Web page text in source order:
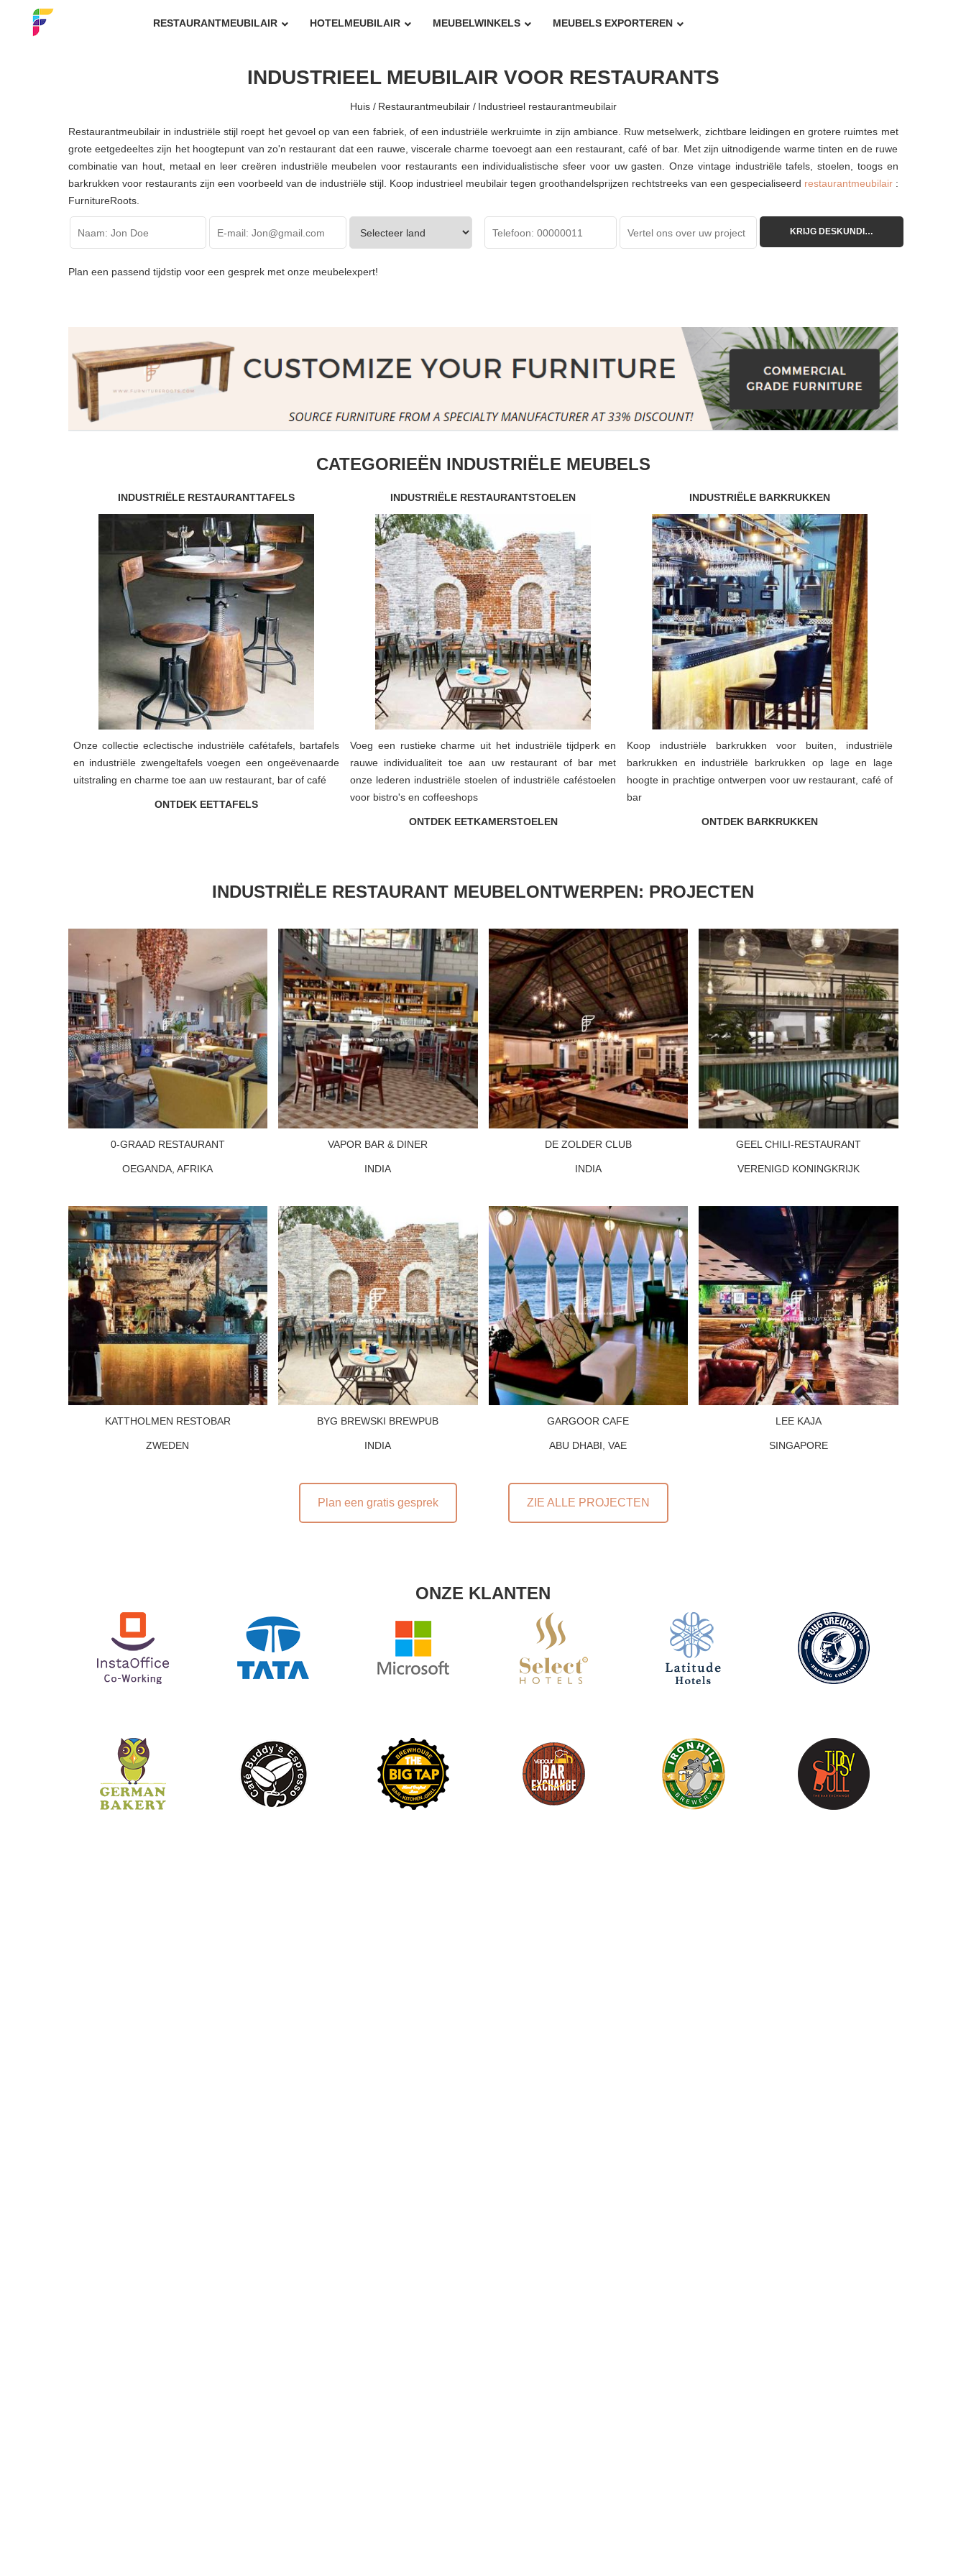
RESTAURANTMEUBILAIR HOTELMEUBILAIR MEUBELWINKELS MEUBELS EXPORTEREN
INDUSTRIEEL MEUBILAIR VOOR RESTAURANTS
Huis / Restaurantmeubilair / Industrieel restaurantmeubilair
Restaurantmeubilair in industriële stijl roept het gevoel op van een fabriek, of een industriële werkruimte in zijn ambiance. Ruw metselwerk, zichtbare leidingen en grotere ruimtes met
grote eetgedeeltes zijn het hoogtepunt van zo'n restaurant dat een rauwe, viscerale charme toevoegt aan een restaurant, café of bar. Met zijn uitnodigende warme tinten en de ruwe
combinatie van hout, metaal en leer creëren industriële meubelen voor restaurants een individualistische sfeer voor uw gasten. Onze vintage industriële tafels, stoelen, toogs en
barkrukken voor restaurants zijn een voorbeeld van de industriële stijl. Koop industrieel meubilair tegen groothandelsprijzen rechtstreeks van een gespecialiseerd restaurantmeubilair:
FurnitureRoots.
Plan een passend tijdstip voor een gesprek met onze meubelexpert!
CATEGORIEËN INDUSTRIËLE MEUBELS
INDUSTRIËLE RESTAURANTTAFELS
Onze collectie eclectische industriële cafétafels, bartafels
en industriële zwengeltafels voegen een ongeëvenaarde
uitstraling en charme toe aan uw restaurant, bar of café
ONTDEK EETTAFELS
INDUSTRIËLE RESTAURANTSTOELEN
Voeg een rustieke charme uit het industriële tijdperk en
rauwe individualiteit toe aan uw restaurant of bar met
onze lederen industriële stoelen of industriële caféstoelen
voor bistro's en coffeeshops
ONTDEK EETKAMERSTOELEN
INDUSTRIËLE BARKRUKKEN
Koop industriële barkrukken voor buiten, industriële
barkrukken en industriële barkrukken op lage en lage
hoogte in prachtige ontwerpen voor uw restaurant, café of
bar
ONTDEK BARKRUKKEN
INDUSTRIËLE RESTAURANT MEUBELONTWERPEN: PROJECTEN
0-GRAAD RESTAURANT
OEGANDA, AFRIKA
VAPOR BAR & DINER
INDIA
DE ZOLDER CLUB
INDIA
GEEL CHILI-RESTAURANT
VERENIGD KONINGKRIJK
KATTHOLMEN RESTOBAR
ZWEDEN
BYG BREWSKI BREWPUB
INDIA
GARGOOR CAFE
ABU DHABI, VAE
LEE KAJA
SINGAPORE
Plan een gratis gesprek ZIE ALLE PROJECTEN
ONZE KLANTEN